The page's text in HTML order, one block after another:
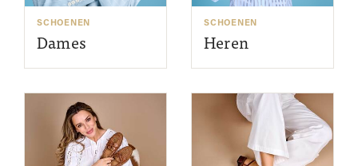
SCHOENEN
Dames
SCHOENEN
Heren